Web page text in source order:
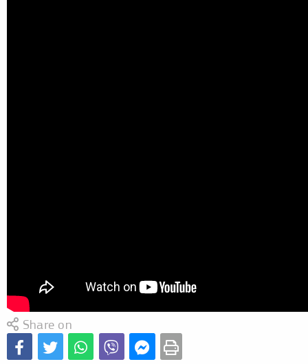
Share on